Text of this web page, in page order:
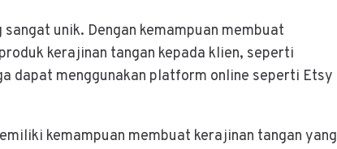
unik. Dengan kemampuan membuat
kerajinan tangan kepada klien, seperti
dapat menggunakan platform online seperti Etsy
kemampuan membuat kerajinan tangan yang